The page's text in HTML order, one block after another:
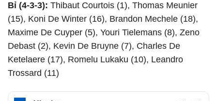
Bỉ (4-3-3): Thibaut Courtois (1), Thomas Meunier
(15), Koni De Winter (16), Brandon Mechele (18),
Maxime De Cuyper (5), Youri Tielemans (8), Zeno
Debast (2), Kevin De Bruyne (7), Charles De
Ketelaere (17), Romelu Lukaku (10), Leandro
Trossard (11)